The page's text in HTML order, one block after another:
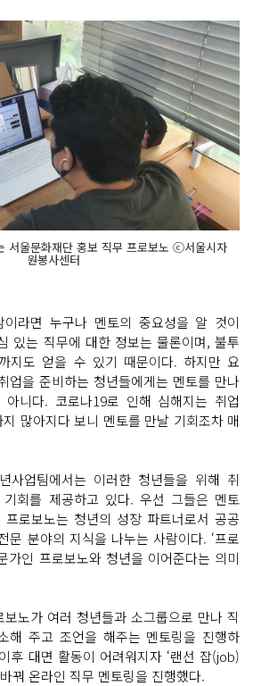
기 기
서울문화재단 홍보 직무 프로보노 ⓒ서울시자
원봉사센터
이라면 누구나 멘토의 중요성을 알 것이
있는 직무에 대한 정보는 물론이며, 불투
지도 얻을 수 있기 때문이다. 하지만 요
업을 준비하는 청년들에게는 멘토를 만나
니다. 코로나19로 인해 심해지는 취업
많아지다 보니 멘토를 만날 기회조차 매
사업팀에서는 이러한 청년들을 위해 취
회를 제공하고 있다. 우선 그들은 멘토
프로보노는 청년의 성장 파트너로서 공공
문 분야의 지식을 나누는 사람이다. ‘프로
가인 프로보노와 청년을 이어준다는 의미
노가 여러 청년들과 소그룹으로 만나 직
해 주고 조언을 해주는 멘토링을 진행하
후 대면 활동이 어려워지자 ‘랜선 잡(job)
꿔 온라인 직무 멘토링을 진행했다.